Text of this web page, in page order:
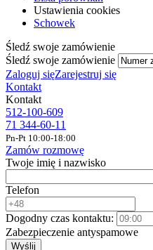
Ustawienia cookies
Schowek
Śledź swoje zamówienie
Śledź swoje zamówienie
Zaloguj sięZarejestruj się
Kontakt
Kontakt
512-100-609
71 344-60-11
Pn-Pt 10:00-18:00
Zamów rozmowę
Twoje imię i nazwisko
Telefon
Dogodny czas kontaktu:
Zabezpieczenie antyspamowe
Wyślij